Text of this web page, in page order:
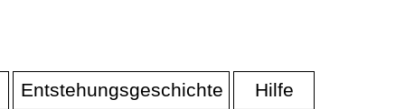
Entstehungsgeschichte Hilfe